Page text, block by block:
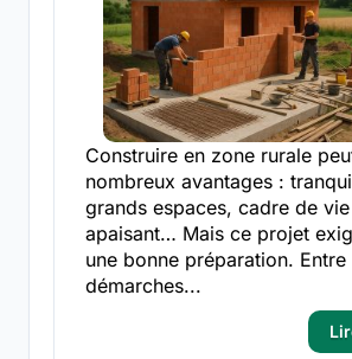
Construire en zone rurale
nombreux avantages :
grands espaces, cadre de vie
apaisant… Mais ce projet
une bonne préparation. Entre
démarches...